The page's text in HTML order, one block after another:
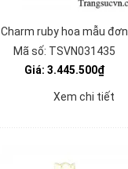
Charm ruby hoa mẫu đơn
Mã số: TSVN031435
Giá: 3.445.500₫
Xem chi tiết